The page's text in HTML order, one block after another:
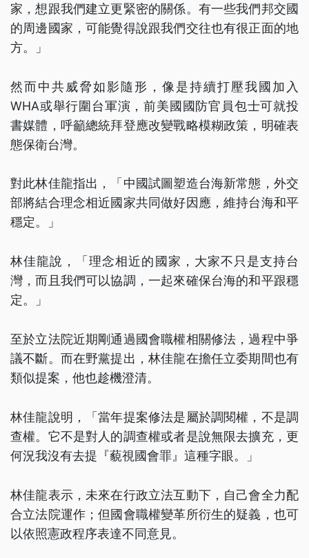
家，想跟我們建立更緊密的關係。有一些我們邦交國
的周邊國家，可能覺得說跟我們交往也有很正面的地
方。」
然而中共威脅如影隨形，像是持續打壓我國加入
WHA或舉行圍台軍演，前美國國防官員包士可就投
書媒體，呼籲總統拜登應改變戰略模糊政策，明確表
態保衛台灣。
對此林佳龍指出，「中國試圖塑造台海新常態，外交
部將結合理念相近國家共同做好因應，維持台海和平
穩定。」
林佳龍說，「理念相近的國家，大家不只是支持台
灣，而且我們可以協調，一起來確保台海的和平跟穩
定。」
至於立法院近期剛通過國會職權相關修法，過程中爭
議不斷。而在野黨提出，林佳龍在擔任立委期間也有
類似提案，他也趁機澄清。
林佳龍說明，「當年提案修法是屬於調閱權，不是調
查權。它不是對人的調查權或者是說無限去擴充，更
何況我沒有去提『藐視國會罪』這種字眼。」
林佳龍表示，未來在行政立法互動下，自己會全力配
合立法院運作；但國會職權變革所衍生的疑義，也可
以依照憲政程序表達不同意見。